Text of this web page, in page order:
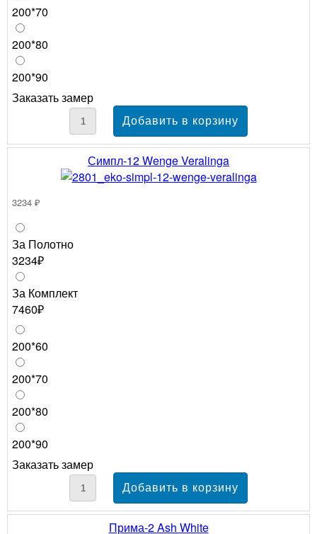
200*70
200*80
200*90
Заказать замер
Симпл-12 Wenge Veralinga
3234 ₽
За Полотно
3234₽
За Комплект
7460₽
200*60
200*70
200*80
200*90
Заказать замер
Прима-2 Ash White